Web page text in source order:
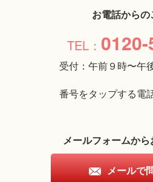
お電話から
受付：午前９時〜午
番号をタップする電
メールフォームか
メールで